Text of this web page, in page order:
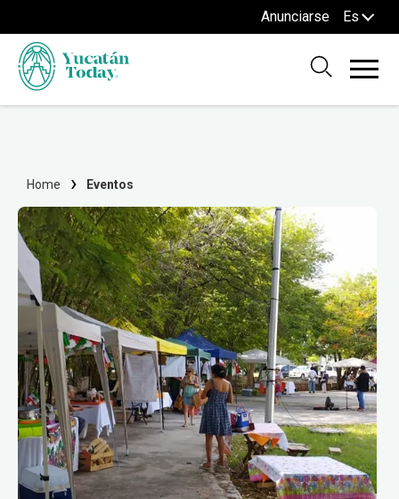
Anunciarse Es
Home Eventos